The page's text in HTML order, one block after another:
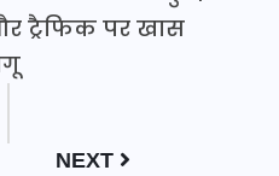
ट्रैफिक पर खास
NEXT